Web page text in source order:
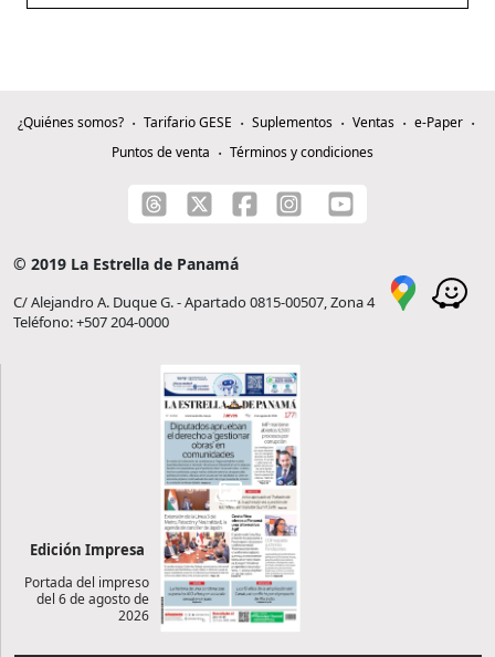
¿Quiénes somos? Tarifario GESE Suplementos Ventas
e-Paper
Puntos de venta
Términos y condiciones
© 2019 La Estrella de Panamá
C/ Alejandro A. Duque G. - Apartado 0815-00507, Zona 4
Teléfono: +507 204-0000
Edición Impresa
Portada del impreso
del 6 de agosto de
2026